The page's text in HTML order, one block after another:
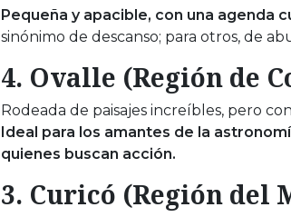
Pequeña y apacible, con una agenda
sinónimo de descanso; para otros, de
4. Ovalle (Región de
Rodeada de paisajes increíbles, pero
Ideal para los amantes de la
quienes buscan acción.
3. Curicó (Región del